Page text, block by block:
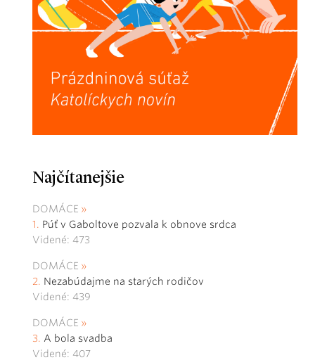
Najčítanejšie
DOMÁCE
Púť v Gaboltove pozvala k obnove srdca
Videné: 473
DOMÁCE
Nezabúdajme na starých rodičov
Videné: 439
DOMÁCE
A bola svadba
Videné: 407